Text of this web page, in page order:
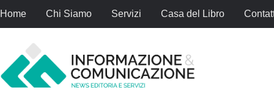
Home Chi Siamo Servizi Casa del Libro